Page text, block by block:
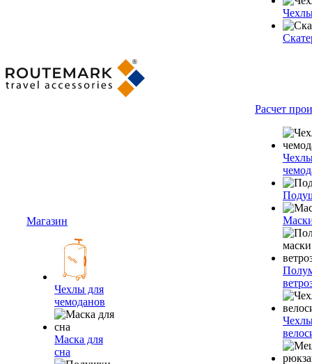
Магазин
Чехлы для
чемоданов
Маска для
сна
Расчет